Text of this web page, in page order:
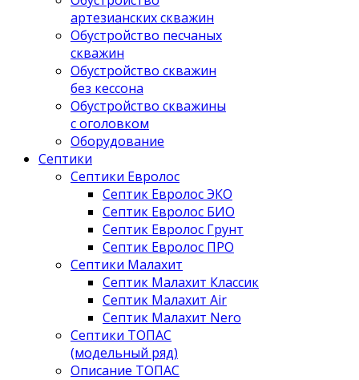
артезианских скважин
Обустройство песчаных
скважин
Обустройство скважин
без кессона
Обустройство скважины
с оголовком
Оборудование
Септики
Септики Евролос
Септик Евролос ЭКО
Септик Евролос БИО
Септик Евролос Грунт
Септик Евролос ПРО
Септики Малахит
Септик Малахит Классик
Септик Малахит Air
Септик Малахит Nero
Септики ТОПАС
(модельный ряд)
Описание ТОПАС